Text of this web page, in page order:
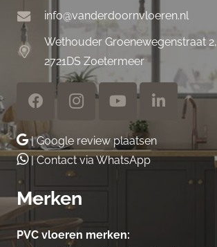
info@vanderdoornvloeren.nl
Wethouder Groenewegenstraat 2,
2721DS Zoetermeer
| Google review plaatsen
| Contact via WhatsApp
Merken
PVC vloeren merken: